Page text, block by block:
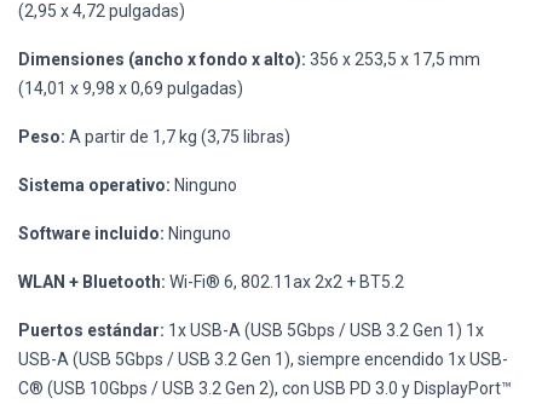
(2,95 x 4,72 pulgadas)
Dimensiones (ancho x fondo x alto): 356 x 253,5 x 17,5 mm
(14,01 x 9,98 x 0,69 pulgadas)
Peso: A partir de 1,7 kg (3,75 libras)
Sistema operativo: Ninguno
Software incluido: Ninguno
WLAN + Bluetooth: Wi-Fi® 6, 802.11ax 2x2 + BT5.2
Puertos estándar: 1x USB-A (USB 5Gbps / USB 3.2 Gen 1) 1x
USB-A (USB 5Gbps / USB 3.2 Gen 1), siempre encendido 1x USB-
C® (USB 10Gbps / USB 3.2 Gen 2), con USB PD 3.0 y DisplayPort™